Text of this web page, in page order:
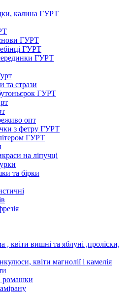
калина ГУРТ
ГУРТ
ГУРТ
ГУРТ
та стрази
ГУРТ
опт
з фетру ГУРТ
ГУРТ
на ліпучці
та бірки
, квіти вишні та яблуні ,проліски,
квіти магнолії і камелія
ромашки